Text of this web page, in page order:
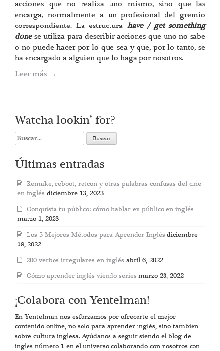
acciones que no realiza uno mismo, sino que las
encarga, normalmente a un profesional del gremio
correspondiente. La estructura have / get something
done se utiliza para describir acciones que uno no sabe
o no puede hacer por lo que sea y que, por lo tanto, se
ha encargado a alguien que lo haga por nosotros.
Leer más →
Watcha lookin’ for?
Search
for:
Últimas entradas
Remake, reboot, retcon y otras palabras confusas del cine
en inglés diciembre 13, 2023
Conquista tu público: cómo hablar en público en inglés
marzo 1, 2023
Los 5 Mejores Métodos para Aprender Inglés diciembre
19, 2022
200 verbos irregulares en inglés abril 6, 2022
Cómo aprender inglés viendo series marzo 23, 2022
¡Colabora con Yentelman!
En Yentelman nos esforzamos por ofrecerte el mejor
contenido online, no solo para aprender inglés, sino también
sobre cultura inglesa. Ayúdanos a seguir siendo el blog de
ingles número 1 en el universo colaborando con nosotros con